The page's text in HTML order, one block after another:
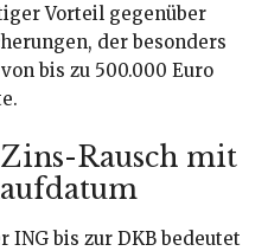
Vorteil gegenüber
der besonders
bis zu 500.000 Euro
Rausch mit
bis zur DKB bedeutet